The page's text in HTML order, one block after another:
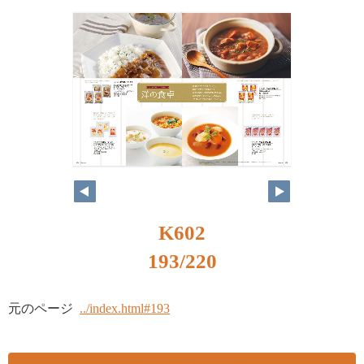
K602
193/220
元のページ ../index.html#193